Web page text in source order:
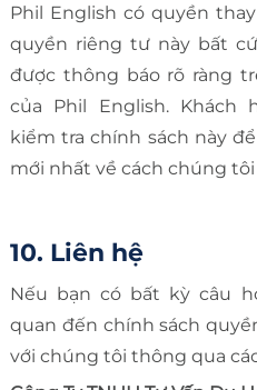
Phil English có quyền
quyền riêng tư này bất
được thông báo rõ ràng
của Phil English. Khách
kiểm tra chính sách này
mới nhất về cách chúng
10. Liên hệ
Nếu bạn có bất kỳ câu
quan đến chính sách
với chúng tôi thông qua